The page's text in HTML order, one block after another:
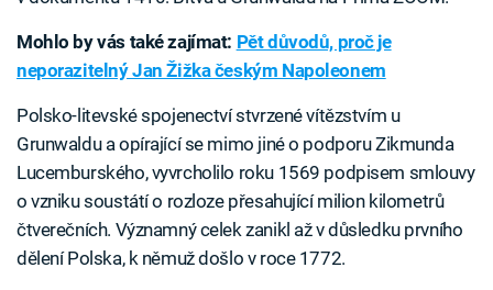
Mohlo by vás také zajímat: Pět důvodů, proč je
neporazitelný Jan Žižka českým Napoleonem
Polsko-litevské spojenectví stvrzené vítězstvím u
Grunwaldu a opírající se mimo jiné o podporu Zikmunda
Lucemburského, vyvrcholilo roku 1569 podpisem smlouvy
o vzniku soustátí o rozloze přesahující milion kilometrů
čtverečních. Významný celek zanikl až v důsledku prvního
dělení Polska, k němuž došlo v roce 1772.